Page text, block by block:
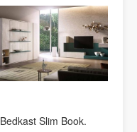
Bedkast Slim Book.